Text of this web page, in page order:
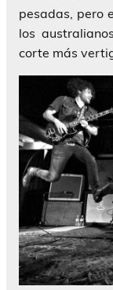
pesadas, pero
los
corte más